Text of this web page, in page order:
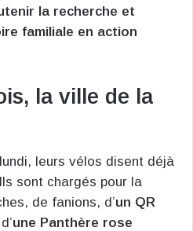
la recherche et
familiale en action
la ville de la
leurs vélos disent déjà
sont chargés pour la
de fanions, d’un QR
une Panthère rose